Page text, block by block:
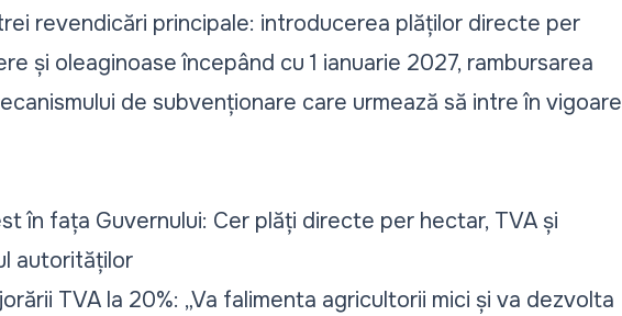
revendicări principale: introducerea plăților directe per
și oleaginoase începând cu 1 ianuarie 2027, rambursarea
de subvenționare care urmează să intre în vigoare
în fața Guvernului: Cer plăți directe per hectar, TVA și
autorităților
TVA la 20%: „Va falimenta agricultorii mici și va dezvolta